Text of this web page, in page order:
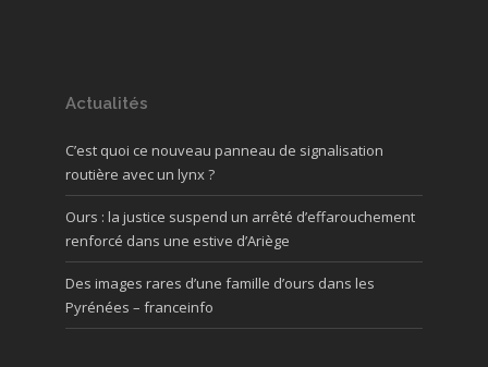
Actualités
C’est quoi ce nouveau panneau de signalisation
routière avec un lynx ?
Ours : la justice suspend un arrêté d’effarouchement
renforcé dans une estive d’Ariège
Des images rares d’une famille d’ours dans les
Pyrénées – franceinfo